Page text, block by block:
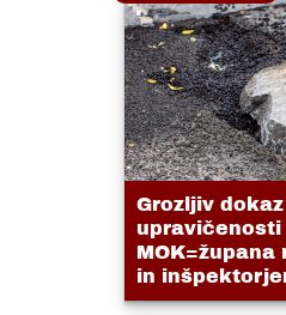
Grozljiv dokaz
upravičenosti
MOK=župana
in